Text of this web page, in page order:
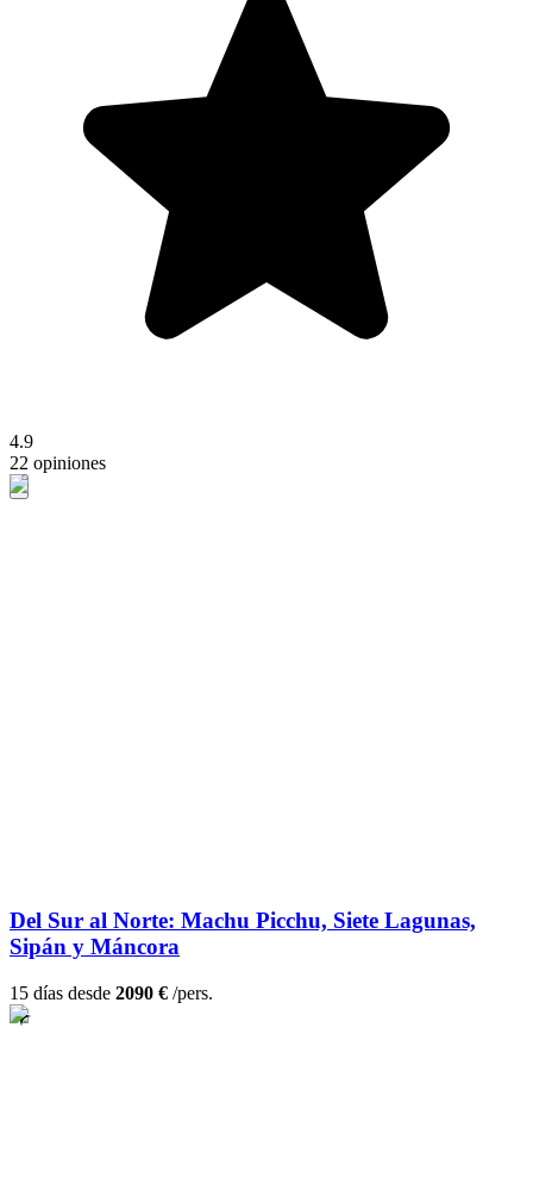
4.9
22 opiniones
Del Sur al Norte: Machu Picchu, Siete Lagunas,
Sipán y Máncora
15 días desde 2090 € /pers.